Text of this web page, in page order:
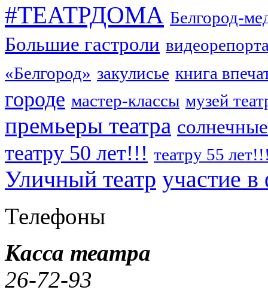
#ТЕАТРДОМА Белгород-
Большие гастроли
«Белгород» закулисье книга
городе мастер-классы музей
премьеры театра
театру 50 лет!!! театру 55
Уличный театр участие в
Телефоны
Касса театра
26-72-93